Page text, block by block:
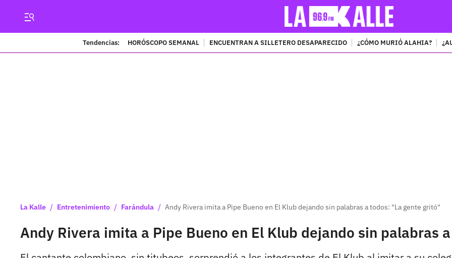
Tendencias: HORÓSCOPO SEMANAL ENCUENTRAN A SILLETERO DESAPARECIDO ¿CÓMO MURIÓ ALAHIA?
La Kalle / Entretenimiento / Farándula / Andy Rivera imita a Pipe Bueno en El Klub dejando sin palabras a todos: "La gente gritó"
Andy Rivera imita a Pipe Bueno en El Klub dejando sin palabras